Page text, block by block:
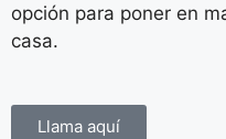
opción para poner en
casa.
Llama aquí